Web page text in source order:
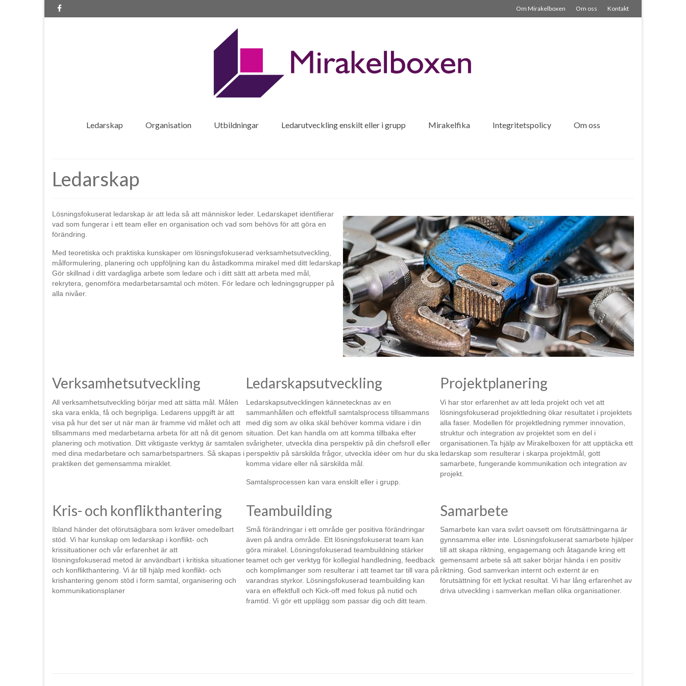
Om Mirakelboxen Om oss Kontakt
Ledarskap Organisation Utbildningar Ledarutveckling enskilt eller i grupp Mirakelfika Integritetspolicy Om oss
Ledarskap
Lösningsfokuserat ledarskap är att leda så att människor leder. Ledarskapet identifierar
vad som fungerar i ett team eller en organisation och vad som behövs för att göra en
förändring.
Med teoretiska och praktiska kunskaper om lösningsfokuserad verksamhetsutveckling,
målformulering, planering och uppföljning kan du åstadkomma mirakel med ditt ledarskap.
Gör skillnad i ditt vardagliga arbete som ledare och i ditt sätt att arbeta med mål,
rekrytera, genomföra medarbetarsamtal och möten. För ledare och ledningsgrupper på
alla nivåer.
Verksamhetsutveckling
All verksamhetsutveckling börjar med att sätta mål. Målen
ska vara enkla, få och begripliga. Ledarens uppgift är att
visa på hur det ser ut när man är framme vid målet och att
tillsammans med medarbetarna arbeta för att nå dit genom
planering och motivation. Ditt viktigaste verktyg är samtalen
med dina medarbetare och samarbetspartners. Så skapas i
praktiken det gemensamma miraklet.
Ledarskapsutveckling
Ledarskapsutvecklingen kännetecknas av en
sammanhållen och effektfull samtalsprocess tillsammans
med dig som av olika skäl behöver komma vidare i din
situation. Det kan handla om att komma tillbaka efter
svårigheter, utveckla dina perspektiv på din chefsroll eller
perspektiv på särskilda frågor, utveckla idéer om hur du ska
komma vidare eller nå särskilda mål.
Samtalsprocessen kan vara enskilt eller i grupp.
Projektplanering
Vi har stor erfarenhet av att leda projekt och vet att
lösningsfokuserad projektledning ökar resultatet i projektets
alla faser. Modellen för projektledning rymmer innovation,
struktur och integration av projektet som en del i
organisationen.Ta hjälp av Mirakelboxen för att upptäcka ett
ledarskap som resulterar i skarpa projektmål, gott
samarbete, fungerande kommunikation och integration av
projekt.
Kris- och konflikthantering
Ibland händer det oförutsägbara som kräver omedelbart
stöd. Vi har kunskap om ledarskap i konflikt- och
krissituationer och vår erfarenhet är att
lösningsfokuserad metod är användbart i kritiska situationer
och konflikthantering. Vi är till hjälp med konflikt- och
krishantering genom stöd i form samtal, organisering och
kommunikationsplaner
Teambuilding
Små förändringar i ett område ger positiva förändringar
även på andra område. Ett lösningsfokuserat team kan
göra mirakel. Lösningsfokuserad teambuildning stärker
teamet och ger verktyg för kollegial handledning, feedback
och komplimanger som resulterar i att teamet tar till vara på
varandras styrkor. Lösningsfokuserad teambuilding kan
vara en effektfull och Kick-off med fokus på nutid och
framtid. Vi gör ett upplägg som passar dig och ditt team.
Samarbete
Samarbete kan vara svårt oavsett om förutsättningarna är
gynnsamma eller inte. Lösningsfokuserat samarbete hjälper
till att skapa riktning, engagemang och åtagande kring ett
gemensamt arbete så att saker börjar hända i en positiv
riktning. God samverkan internt och externt är en
förutsättning för ett lyckat resultat. Vi har lång erfarenhet av
driva utveckling i samverkan mellan olika organisationer.